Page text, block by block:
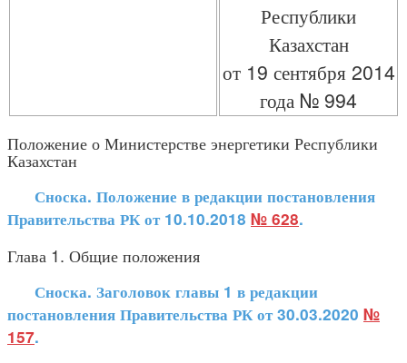
Республики
Казахстан
от 19 сентября 2014
года № 994
Положение о Министерстве энергетики Республики
Казахстан
Сноска. Положение в редакции постановления
Правительства РК от 10.10.2018 № 628.
Глава 1. Общие положения
Сноска. Заголовок главы 1 в редакции
постановления Правительства РК от 30.03.2020 №
157.